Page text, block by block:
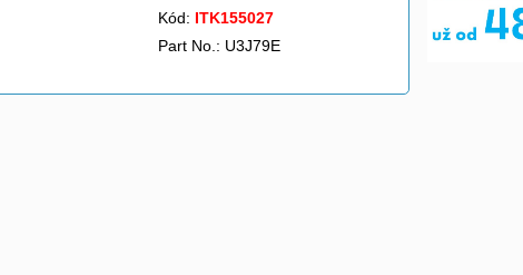
Kód: ITK155027
Part No.: U3J79E